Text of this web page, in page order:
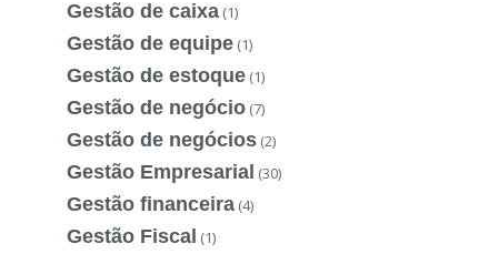
Gestão de caixa (1)
Gestão de equipe (1)
Gestão de estoque (1)
Gestão de negócio (7)
Gestão de negócios (2)
Gestão Empresarial (30)
Gestão financeira (4)
Gestão Fiscal (1)